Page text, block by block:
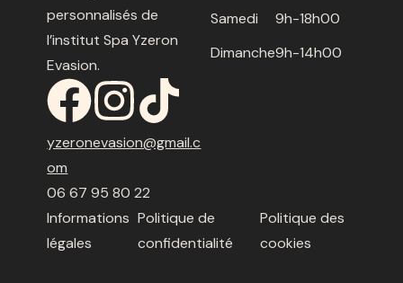
personnalisés de
l’institut Spa Yzeron
Evasion.
yzeronevasion@gmail.c
om
06 67 95 80 22
Samedi
Dimanche
9h-18h00
9h-14h00
Informations
légales
Politique de
confidentialité
Politique des
cookies